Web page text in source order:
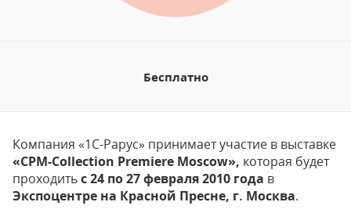
Бесплатно
Компания «1С-Рарус» принимает участие в выставке
«CPM-Collection Premiere Moscow», которая будет
проходитьс 24 по 27 февраля 2010 года в
Экспоцентре на Красной Пресне, г. Москва.